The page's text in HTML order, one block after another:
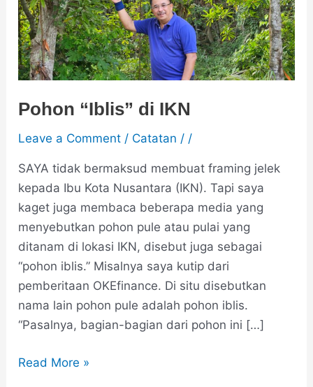
Pohon “Iblis” di IKN
Leave a Comment / Catatan / /
SAYA tidak bermaksud membuat framing jelek
kepada Ibu Kota Nusantara (IKN). Tapi saya
kaget juga membaca beberapa media yang
menyebutkan pohon pule atau pulai yang
ditanam di lokasi IKN, disebut juga sebagai
“pohon iblis.” Misalnya saya kutip dari
pemberitaan OKEfinance. Di situ disebutkan
nama lain pohon pule adalah pohon iblis.
“Pasalnya, bagian-bagian dari pohon ini […]
Read More »